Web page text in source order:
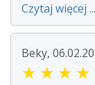
Czytaj więcej ...
Beky,
★ ★ ★ ★